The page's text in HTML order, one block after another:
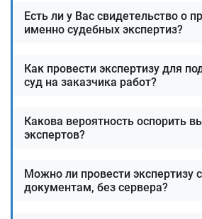
разработке и производству
конфиденциальной
Есть ли у Вас свидетельство о
именно судебных экспертиз?
Как провести экспертизу для
суд на заказчика работ?
Какова вероятность оспорить
экспертов?
Можно ли провести экспертизу
документам, без сервера?